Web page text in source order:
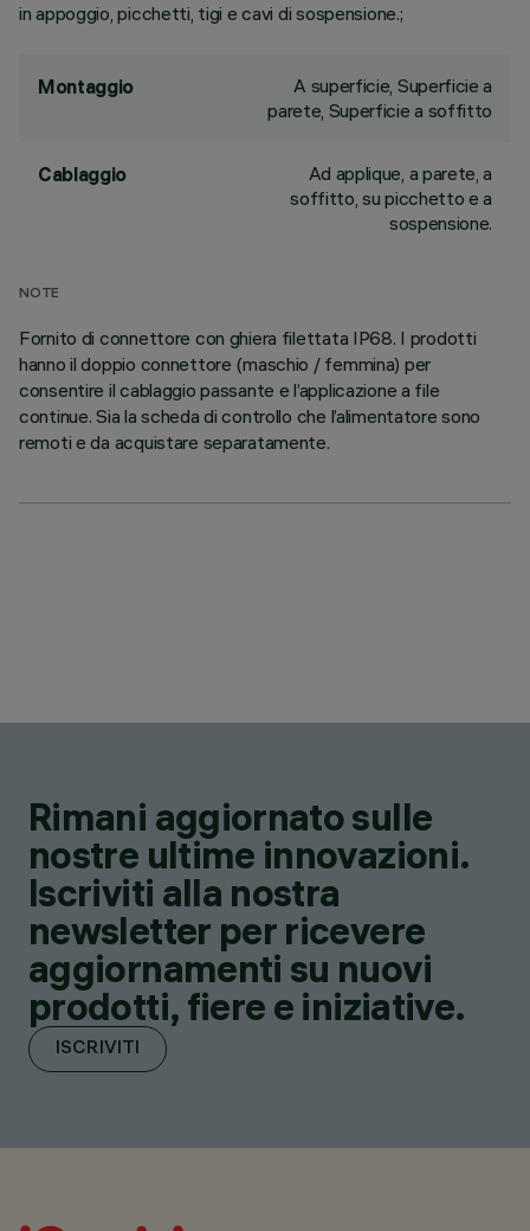
in appoggio, picchetti, tigi e cavi di sospensione.;
Montaggio
A superficie, Superficie a
parete, Superficie a soffitto
Cablaggio
Ad applique, a parete, a
soffitto, su picchetto e a
sospensione.
NOTE
Fornito di connettore con ghiera filettata IP68. I prodotti
hanno il doppio connettore (maschio / femmina) per
consentire il cablaggio passante e l’applicazione a file
continue. Sia la scheda di controllo che l’alimentatore sono
remoti e da acquistare separatamente.
Rimani aggiornato sulle
nostre ultime innovazioni.
Iscriviti alla nostra
newsletter per ricevere
aggiornamenti su nuovi
prodotti, fiere e iniziative.
ISCRIVITI